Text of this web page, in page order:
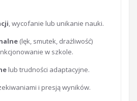
, wycofanie lub unikanie nauki.
(lęk, smutek, drażliwość)
w szkole.
lub trudności adaptacyjne.
i presją wyników.